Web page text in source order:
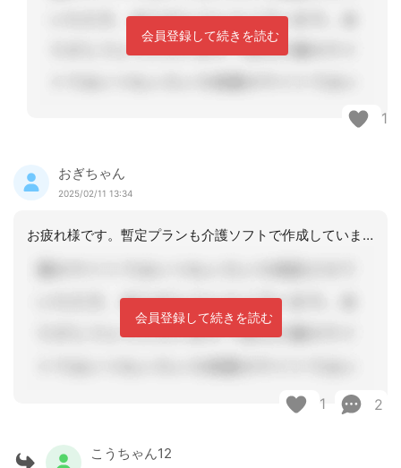
会員登録して続きを読む
1
おぎちゃん
2025/02/11 13:34
お疲れ様です。暫定プランも介護ソフトで作成しています。内容変わらなければそのまま
会員登録して続きを読む
1 2
こうちゃん12